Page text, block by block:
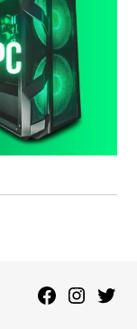
Facebook